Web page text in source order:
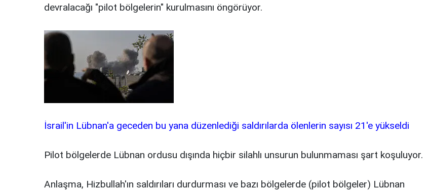
devralacağı "pilot bölgelerin" kurulmasını öngörüyor.
İsrail'in Lübnan'a geceden bu yana düzenlediği saldırılarda ölenlerin sayısı 21'e yükseldi
Pilot bölgelerde Lübnan ordusu dışında hiçbir silahlı unsurun bulunmaması şart koşuluyor.
Anlaşma, Hizbullah'ın saldırıları durdurması ve bazı bölgelerde (pilot bölgeler) Lübnan